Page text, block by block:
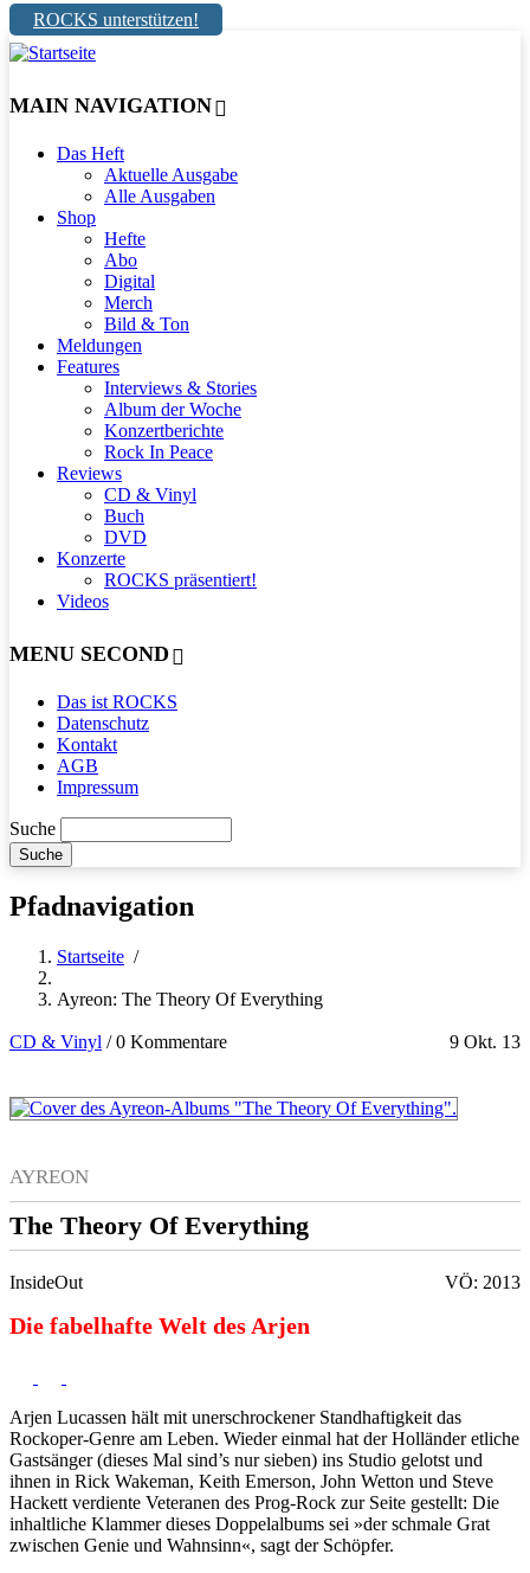
ROCKS unterstützen!
MAIN NAVIGATION
Das Heft
Aktuelle Ausgabe
Alle Ausgaben
Shop
Hefte
Abo
Digital
Merch
Bild & Ton
Meldungen
Features
Interviews & Stories
Album der Woche
Konzertberichte
Rock In Peace
Reviews
CD & Vinyl
Buch
DVD
Konzerte
ROCKS präsentiert!
Videos
MENU SECOND
Das ist ROCKS
Datenschutz
Kontakt
AGB
Impressum
Suche
Pfadnavigation
Startseite /
Ayreon: The Theory Of Everything
CD & Vinyl 9 Okt. 13
/0 Kommentare
AYREON
The Theory Of Everything
InsideOut VÖ: 2013
Die fabelhafte Welt des Arjen
Arjen Lucassen hält mit unerschrockener Standhaftigkeit das
Rockoper-Genre am Leben. Wieder einmal hat der Holländer etliche
Gastsänger (dieses Mal sind’s nur sieben) ins Studio gelotst und
ihnen in Rick Wakeman, Keith Emerson, John Wetton und Steve
Hackett verdiente Veteranen des Prog-Rock zur Seite gestellt: Die
inhaltliche Klammer dieses Doppelalbums sei »der schmale Grat
zwischen Genie und Wahnsinn«, sagt der Schöpfer.